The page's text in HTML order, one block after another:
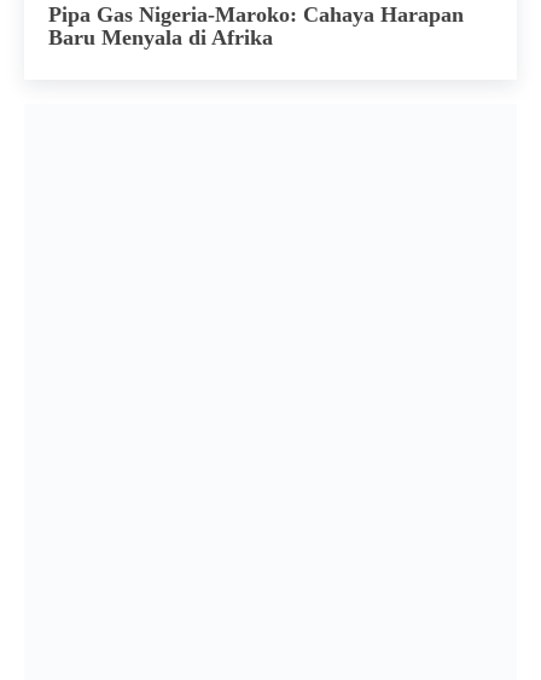
Pipa Gas Nigeria-Maroko: Cahaya Harapan
Baru Menyala di Afrika